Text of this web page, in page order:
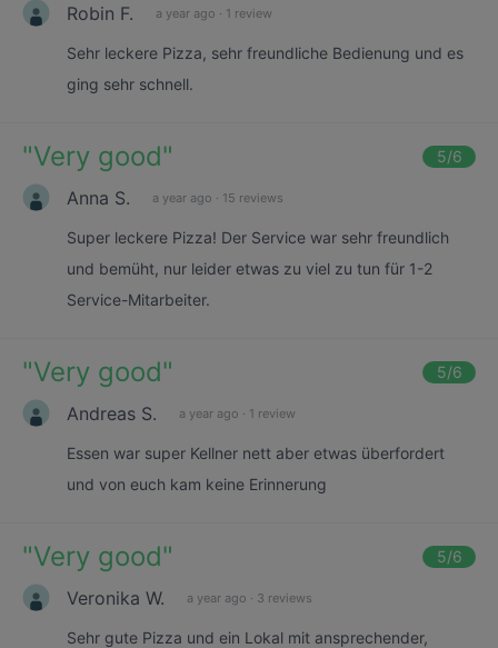
Robin F. a year ago · 1 review
Sehr leckere Pizza, sehr freundliche Bedienung und es
ging sehr schnell.
"Very good" 5/6
Anna S. a year ago · 15 reviews
Super leckere Pizza! Der Service war sehr freundlich
und bemüht, nur leider etwas zu viel zu tun für 1-2
Service-Mitarbeiter.
"Very good" 5/6
Andreas S. a year ago · 1 review
Essen war super Kellner nett aber etwas überfordert
und von euch kam keine Erinnerung
"Very good" 5/6
Veronika W. a year ago · 3 reviews
Sehr gute Pizza und ein Lokal mit ansprechender,